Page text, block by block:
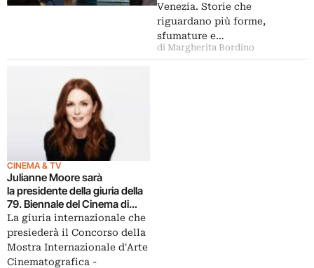
Venezia. Storie che
riguardano più forme,
sfumature e…
di Margherita Bordino
CINEMA & TV
Julianne Moore sarà
la presidente della giuria della
79. Biennale del Cinema di
Venezia
La giuria internazionale che
presiederà il Concorso della
Mostra Internazionale d'Arte
Cinematografica -